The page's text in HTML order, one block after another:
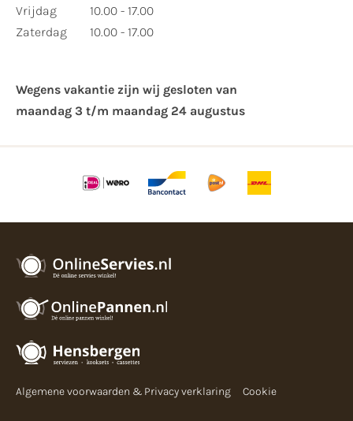
Vrijdag
Zaterdag
10.00 - 17.00
10.00 - 17.00
Wegens vakantie zijn wij gesloten van ​
maandag 3 t/m maandag 24 augustus
Algemene voorwaarden & Privacy verklaring Cookie